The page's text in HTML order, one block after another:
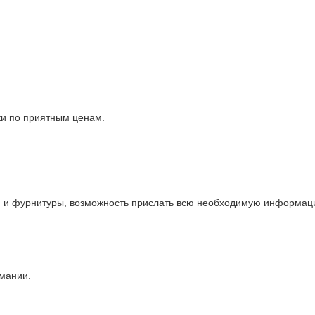
по приятным ценам.
и фурнитуры, возможность прислать всю необходимую